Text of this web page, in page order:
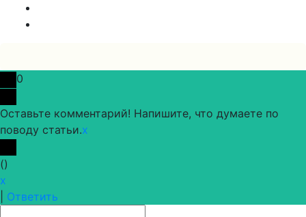
0
Оставьте комментарий! Напишите, что думаете по
поводу статьи.x
()
x
Ответить